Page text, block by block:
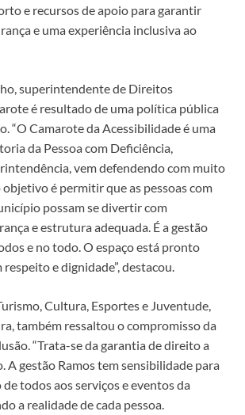
e recursos de apoio para garantir
e uma experiência inclusiva ao
superintendente de Direitos
é resultado de uma política pública
“O Camarote da Acessibilidade é uma
da Pessoa com Deficiência,
vem defendendo com muito
é permitir que as pessoas com
possam se divertir com
e estrutura adequada. É a gestão
e no todo. O espaço está pronto
e dignidade”, destacou.
Cultura, Esportes e Juventude,
também ressaltou o compromisso da
“Trata-se da garantia de direito a
A gestão Ramos tem sensibilidade para
todos aos serviços e eventos da
a realidade de cada pessoa.